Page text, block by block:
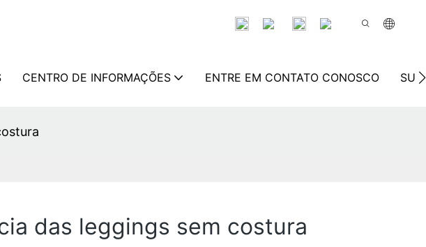
CENTRO DE INFORMAÇÕES ENTRE EM CONTATO CONOSCO
das leggings sem costura